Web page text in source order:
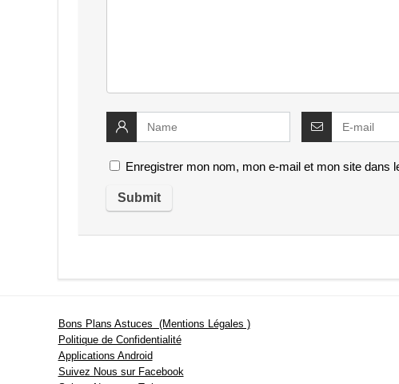
Enregistrer mon nom, mon e-mail et mon site dans
Bons Plans Astuces (Mentions Légales )
Politique de Confidentialité
Applications Android
Suivez Nous sur Facebook